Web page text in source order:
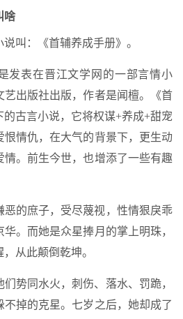
啥
说叫：《首辅养成手册》。
发表在晋江文学网的一部言情小
艺出版社出版，作者是闻檀。《首
古言小说，它将权谋+养成+甜宠
恨情仇，在大气的背景下，更生动
。前生今世，也增添了一些有趣
恶的庶子，受尽蔑视，性情狠戾乖
。而她是众星捧月的掌上明珠，
从此颠倒乾坤。
势同水火，刺伤、落水、罚跪，
不掉的克星。七岁之后，她却成了